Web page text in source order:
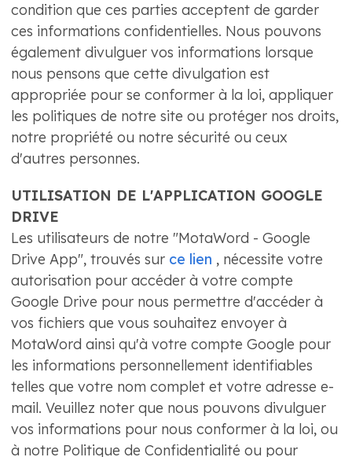
condition que ces parties acceptent de garder
ces informations confidentielles. Nous pouvons
également divulguer vos informations lorsque
nous pensons que cette divulgation est
appropriée pour se conformer à la loi, appliquer
les politiques de notre site ou protéger nos droits,
notre propriété ou notre sécurité ou ceux
d'autres personnes.
UTILISATION DE L'APPLICATION GOOGLE
DRIVE
Les utilisateurs de notre "MotaWord - Google
Drive App", trouvés sur ce lien , nécessite votre
autorisation pour accéder à votre compte
Google Drive pour nous permettre d'accéder à
vos fichiers que vous souhaitez envoyer à
MotaWord ainsi qu'à votre compte Google pour
les informations personnellement identifiables
telles que votre nom complet et votre adresse e-
mail. Veuillez noter que nous pouvons divulguer
vos informations pour nous conformer à la loi, ou
à notre Politique de Confidentialité ou pour